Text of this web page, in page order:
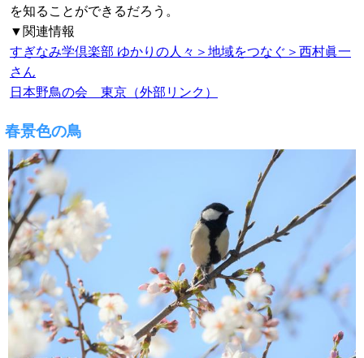
を知ることができるだろう。
▼関連情報
すぎなみ学倶楽部 ゆかりの人々＞地域をつなぐ＞西村眞一
さん
日本野鳥の会 東京（外部リンク）
春景色の鳥